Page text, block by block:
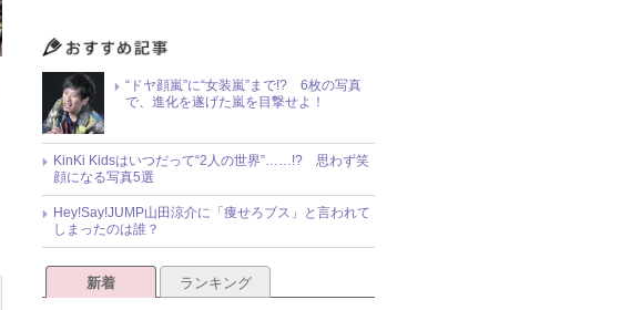
“ドヤ顔嵐”に“女装嵐”まで!? 6枚の写真
で、進化を遂げた嵐を目撃せよ！
KinKi Kidsはいつだって“2人の世界”……!? 思わず笑
顔になる写真5選
Hey!Say!JUMP山田涼介に「痩せろブス」と言われて
しまったのは誰？
新着 ランキング